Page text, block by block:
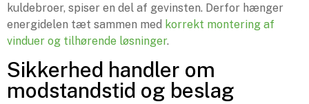
kuldebroer, spiser en del af gevinsten. Derfor hænger
energidelen tæt sammen med korrekt montering af
vinduer og tilhørende løsninger.
Sikkerhed handler om
modstandstid og beslag